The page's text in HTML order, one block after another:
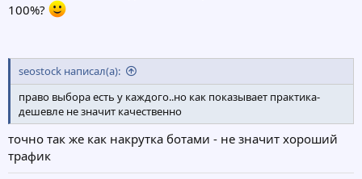
100%?
seostock написал(а):
право выбора есть у каждого..но как показывает практика-
дешевле не значит качественно
точно так же как накрутка ботами - не значит хороший
трафик